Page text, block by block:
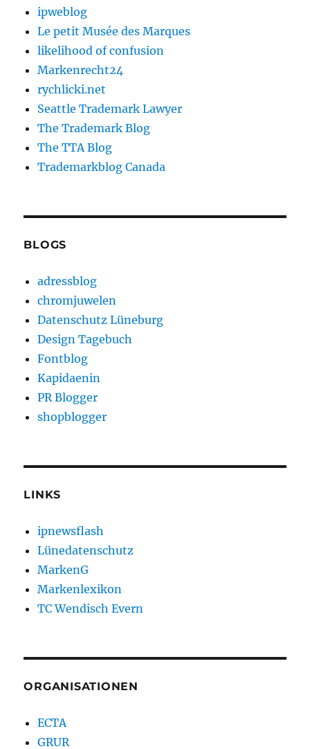
ipweblog
Le petit Musée des Marques
likelihood of confusion
Markenrecht24
rychlicki.net
Seattle Trademark Lawyer
The Trademark Blog
The TTA Blog
Trademarkblog Canada
BLOGS
adressblog
chromjuwelen
Datenschutz Lüneburg
Design Tagebuch
Fontblog
Kapidaenin
PR Blogger
shopblogger
LINKS
ipnewsflash
Lünedatenschutz
MarkenG
Markenlexikon
TC Wendisch Evern
ORGANISATIONEN
ECTA
GRUR